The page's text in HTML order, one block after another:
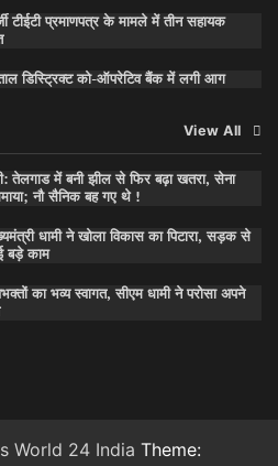
टीईटी प्रमाणपत्र के मामले में तीन सहायक
डिस्ट्रिक्ट को-ऑपरेटिव बैंक में लगी आग
View All
तेलगाड में बनी झील से फिर बढ़ा खतरा, सेना
नौ सैनिक बह गए थे !
धामी ने खोला विकास का पिटारा, सड़क से
बड़े काम
का भव्य स्वागत, सीएम धामी ने परोसा अपने
World 24 India Theme: